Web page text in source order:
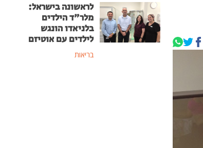
לראשונה בישראל:
מלר"ד הילדים
בלניאדו הונגש
לילדים עם אוטיזם
בריאות